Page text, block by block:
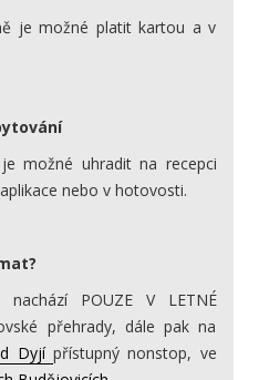
je možné platit kartou a v
možné uhradit na recepci
nebo v hotovosti.
POUZE V LETNÉ
přehrady, dále pak na
Dyjí přístupný nonstop, ve